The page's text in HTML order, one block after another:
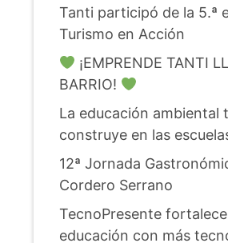
Tanti participó de la 5.ª
Turismo en Acción
¡EMPRENDE TANTI
BARRIO!
La educación ambiental
construye en las
12ª Jornada
Cordero Serrano
TecnoPresente
educación con más